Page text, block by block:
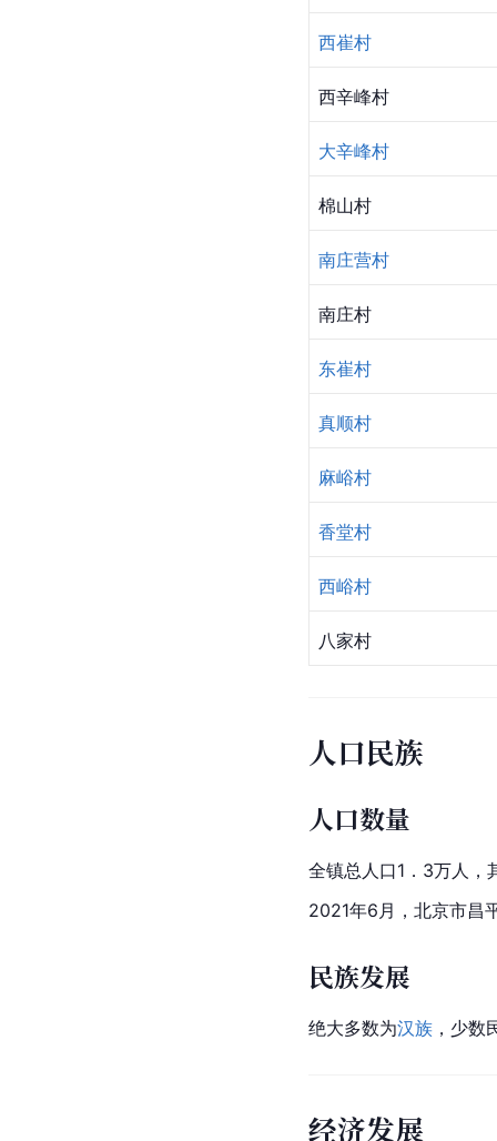
西崔村
西辛峰村
大辛峰村
棉山村
南庄营村
南庄村
东崔村
真顺村
麻峪村
香堂村
西峪村
八家村
人口民族
人口数量
全镇总人口1．3万人，
2021年6月， 北京市昌
民族发展
绝大多数为汉族 ，少数
经济发展